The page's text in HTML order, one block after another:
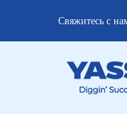
Свяжитесь с